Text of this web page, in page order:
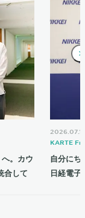
。カウ
合して
2026.07.17
KARTE
自分にち
日経電